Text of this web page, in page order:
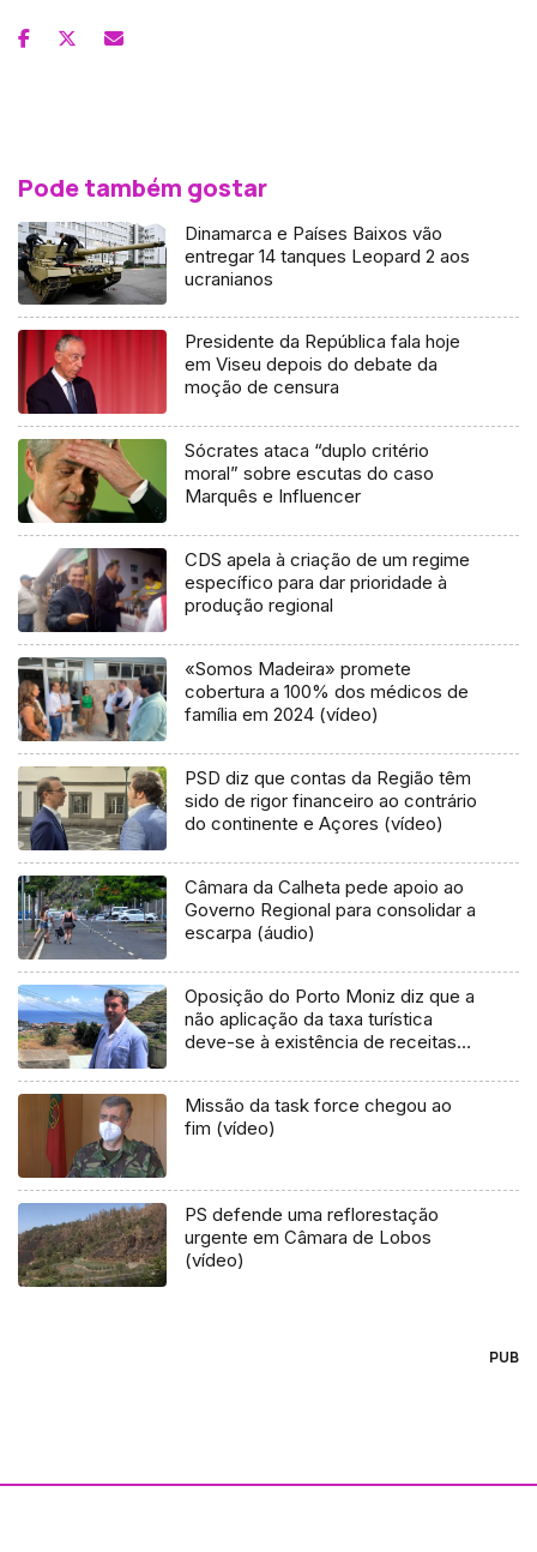
Pode também gostar
Dinamarca e Países Baixos vão
entregar 14 tanques Leopard 2 aos
ucranianos
Presidente da República fala hoje
em Viseu depois do debate da
moção de censura
Sócrates ataca “duplo critério
moral” sobre escutas do caso
Marquês e Influencer
CDS apela à criação de um regime
específico para dar prioridade à
produção regional
«Somos Madeira» promete
cobertura a 100% dos médicos de
família em 2024 (vídeo)
PSD diz que contas da Região têm
sido de rigor financeiro ao contrário
do continente e Açores (vídeo)
Câmara da Calheta pede apoio ao
Governo Regional para consolidar a
escarpa (áudio)
Oposição do Porto Moniz diz que a
não aplicação da taxa turística
deve-se à existência de receitas
Missão da task force chegou ao
fim (vídeo)
PS defende uma reflorestação
urgente em Câmara de Lobos
(vídeo)
PUB